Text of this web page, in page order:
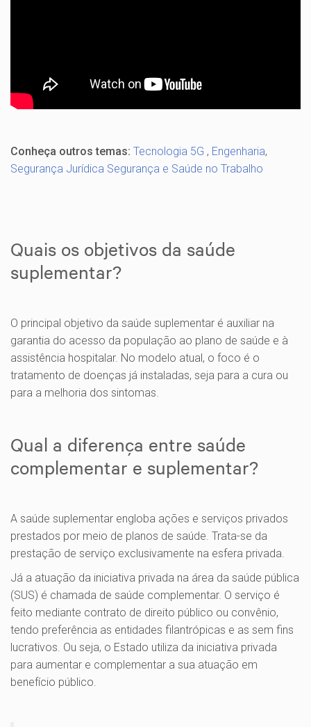
Conheça outros temas: Tecnologia 5G , Engenharia,
Segurança Jurídica Segurança e Saúde no Trabalho
Quais os objetivos da saúde
suplementar?
O principal objetivo da saúde suplementar é auxiliar na
garantia do acesso da população ao plano de saúde e à
assistência hospitalar. No modelo atual, o foco é o
tratamento de doenças já instaladas, seja para a cura ou
para a melhoria dos sintomas.
Qual a diferença entre saúde
complementar e suplementar?
A saúde suplementar engloba ações e serviços privados
prestados por meio de planos de saúde. Trata-se da
prestação de serviço exclusivamente na esfera privada.
Já a atuação da iniciativa privada na área da saúde pública
(SUS) é chamada de saúde complementar. O serviço é
feito mediante contrato de direito público ou convênio,
tendo preferência as entidades filantrópicas e as sem fins
lucrativos. Ou seja, o Estado utiliza da iniciativa privada
para aumentar e complementar a sua atuação em
benefício público.